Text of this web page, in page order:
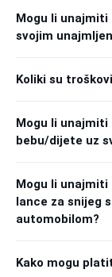
Mogu li unajmiti
svojim
Koliki su
Mogu li unajmiti
bebu/dijete uz
Mogu li unajmiti
lance za snijeg
automobilom?
Kako mogu